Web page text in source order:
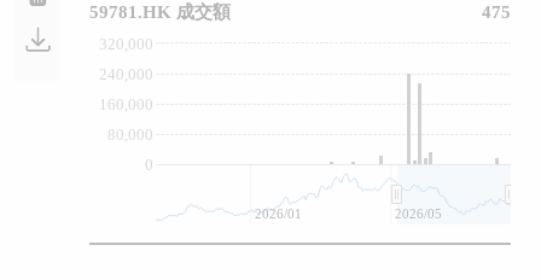
0
80,000
160,000
240,000
320,000
2026/01 2026/05
59781.HK 成交額 475